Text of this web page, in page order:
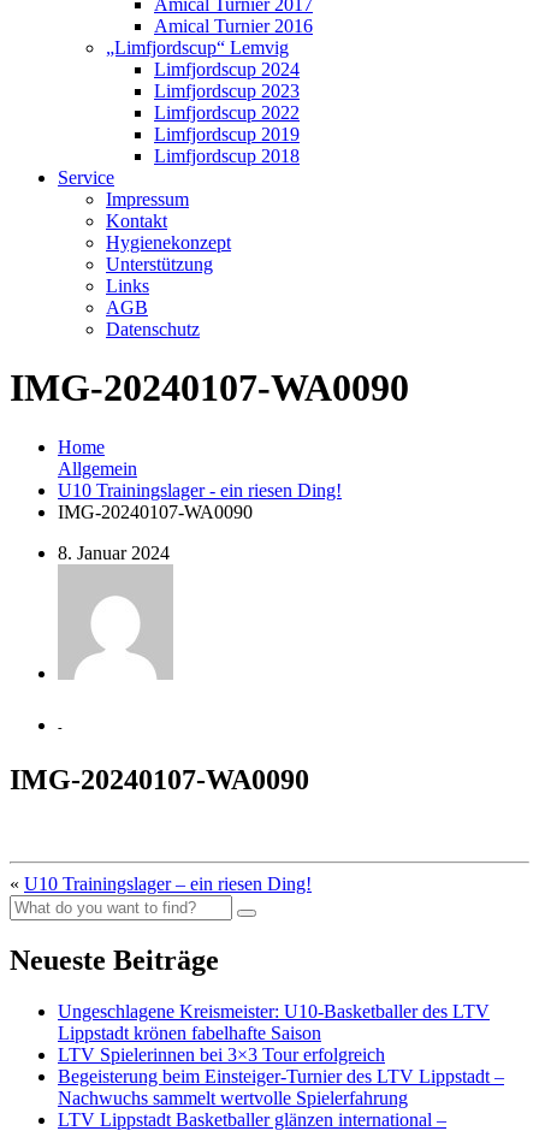
Amical Turnier 2017
Amical Turnier 2016
„Limfjordscup“ Lemvig
Limfjordscup 2024
Limfjordscup 2023
Limfjordscup 2022
Limfjordscup 2019
Limfjordscup 2018
Service
Impressum
Kontakt
Hygienekonzept
Unterstützung
Links
AGB
Datenschutz
IMG-20240107-WA0090
Home
Allgemein
U10 Trainingslager - ein riesen Ding!
IMG-20240107-WA0090
8. Januar 2024
-
IMG-20240107-WA0090
« U10 Trainingslager – ein riesen Ding!
Neueste Beiträge
Ungeschlagene Kreismeister: U10-Basketballer des LTV
Lippstadt krönen fabelhafte Saison
LTV Spielerinnen bei 3×3 Tour erfolgreich
Begeisterung beim Einsteiger-Turnier des LTV Lippstadt –
Nachwuchs sammelt wertvolle Spielerfahrung
LTV Lippstadt Basketballer glänzen international –